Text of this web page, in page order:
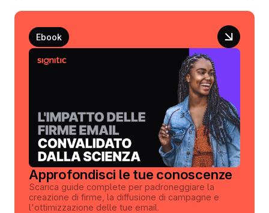
Ebook
Approfondisci le tue conoscenze
Scarica guide complete per padroneggiare la
creazione di firme, la diffusione di campagne e
l'ottimizzazione delle tue email.